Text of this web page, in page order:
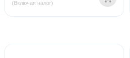
(Включая налог)